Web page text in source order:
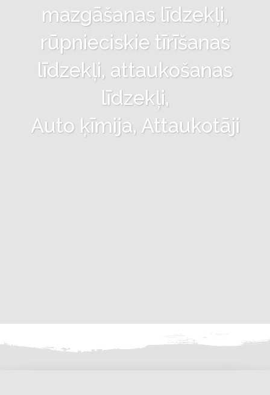
mazgāšanas līdzekļi,
rūpnieciskie tīrīšanas
līdzekļi, attaukošanas
līdzekļi,
Auto ķīmija, Attaukotāji